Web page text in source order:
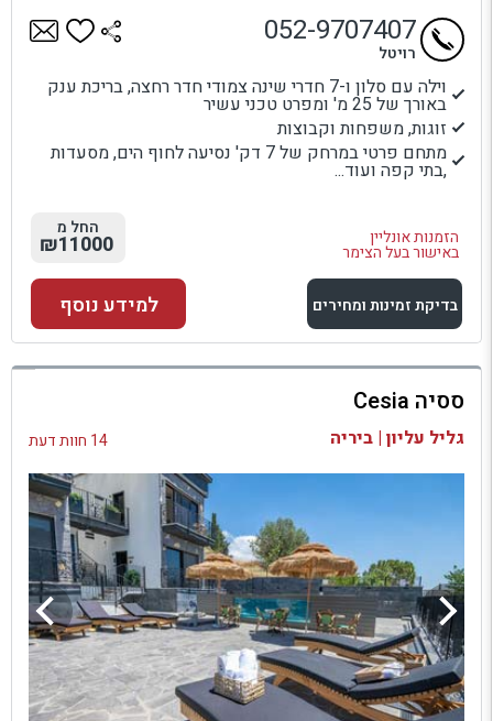
וילה עם סלון ו-7 חדרי שינה צמודי חדר רחצה, בריכת ענק
באורך של 25 מ' ומפרט טכני עשיר
זוגות, משפחות וקבוצות
מתחם פרטי במרחק של 7 דק' נסיעה לחוף הים, מסעדות
,בתי קפה ועוד...
הזמנות אונליין
באישור בעל הצימר
052-9707407
רויטל
החל מ
₪11000
בדיקת זמינות ומחירים
למתחם זה
בדיקת זמינות ומחירים
למידע נוסף
ססיה Cesia
גליל עליון | ביריה 14 חוות דעת